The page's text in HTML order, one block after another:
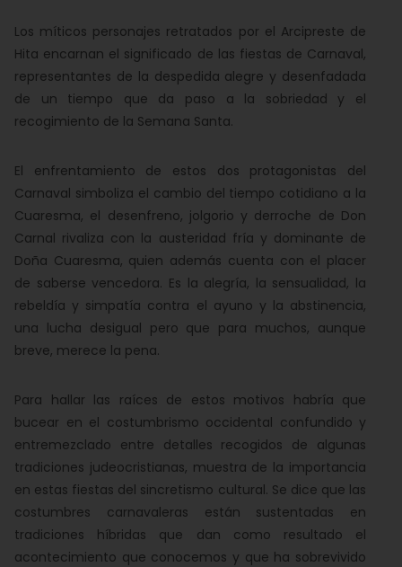
Los míticos personajes retratados por el Arcipreste de
Hita encarnan el significado de las fiestas de Carnaval,
representantes de la despedida alegre y desenfadada
de un tiempo que da paso a la sobriedad y el
recogimiento de la Semana Santa.
El enfrentamiento de estos dos protagonistas del
Carnaval simboliza el cambio del tiempo cotidiano a la
Cuaresma, el desenfreno, jolgorio y derroche de Don
Carnal rivaliza con la austeridad fría y dominante de
Doña Cuaresma, quien además cuenta con el placer
de saberse vencedora. Es la alegría, la sensualidad, la
rebeldía y simpatía contra el ayuno y la abstinencia,
una lucha desigual pero que para muchos, aunque
breve, merece la pena.
Para hallar las raíces de estos motivos habría que
bucear en el costumbrismo occidental confundido y
entremezclado entre detalles recogidos de algunas
tradiciones judeocristianas, muestra de la importancia
en estas fiestas del sincretismo cultural. Se dice que las
costumbres carnavaleras están sustentadas en
tradiciones híbridas que dan como resultado el
acontecimiento que conocemos y que ha sobrevivido